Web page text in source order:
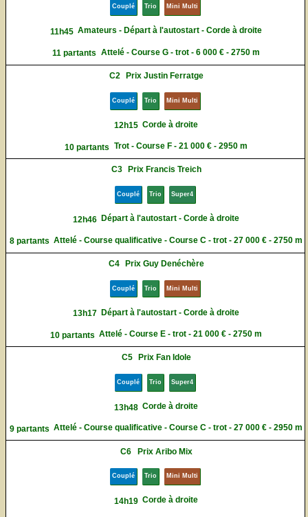
Couplé Trio Mini Multi
11h45 Amateurs - Départ à l'autostart - Corde à droite
11 partants Attelé - Course G - trot - 6 000 € - 2750 m
C2 Prix Justin Ferratge
Couplé Trio Mini Multi
12h15 Corde à droite
10 partants Trot - Course F - 21 000 € - 2950 m
C3 Prix Francis Treich
Couplé Trio Super4
12h46 Départ à l'autostart - Corde à droite
8 partants Attelé - Course qualificative - Course C - trot - 27 000 € - 2750 m
C4 Prix Guy Denéchère
Couplé Trio Mini Multi
13h17 Départ à l'autostart - Corde à droite
10 partants Attelé - Course E - trot - 21 000 € - 2750 m
C5 Prix Fan Idole
Couplé Trio Super4
13h48 Corde à droite
9 partants Attelé - Course qualificative - Course C - trot - 27 000 € - 2950 m
C6 Prix Aribo Mix
Couplé Trio Mini Multi
14h19 Corde à droite